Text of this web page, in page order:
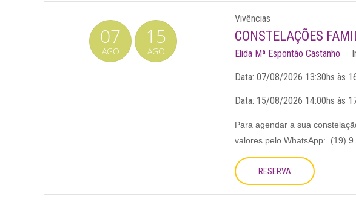
07
AGO
15
AGO
Vivências
CONSTELAÇÕES
Elida Mª Espontão Castanho
Data: 07/08/2026 13:30hs às
Data: 15/08/2026 14:00hs às
Para agendar a sua
valores pelo WhatsApp: (19) 9
RESERVA